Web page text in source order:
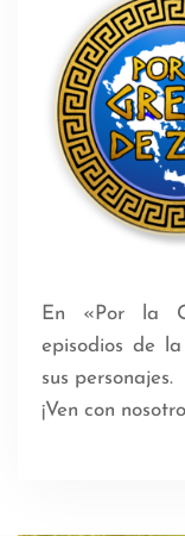
En «Por la
episodios de
sus personajes.
¡Ven con